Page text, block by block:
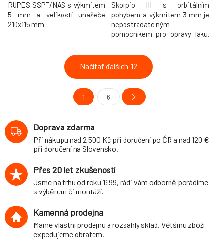
RUPES SSPF/NAS s výkmitem
5 mm a velikostí unašeče
210x115 mm.
Skorpio III s orbitálním
pohybem a výkmitem 3 mm je
nepostradatelným
pomocníkem pro opravy laku.
unašeč, který zvyšuje účinnost
použitých brusných kotoučů.
Načítať ďalších 12
1 6
Doprava zdarma
Při nákupu nad 2 500 Kč při doručení po ČR a nad 120 €
při doručení na Slovensko.
Přes 20 let zkušeností
Jsme na trhu od roku 1999, rádi vám odborně porádíme
s výběrem či montáží.
Kamenná prodejna
Máme vlastní prodejnu a rozsáhlý sklad. Většinu zboží
expedujeme obratem.